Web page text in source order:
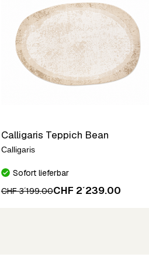
Calligaris Teppich Bean
Calligaris
Sofort lieferbar
CHF 3´199.00CHF 2´239.00